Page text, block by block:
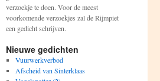
verzoekje te doen. Voor de meest
voorkomende verzoekjes zal de Rijmpiet
een gedicht schrijven.
Nieuwe gedichten
Vuurwerkverbod
Afscheid van Sinterklaas